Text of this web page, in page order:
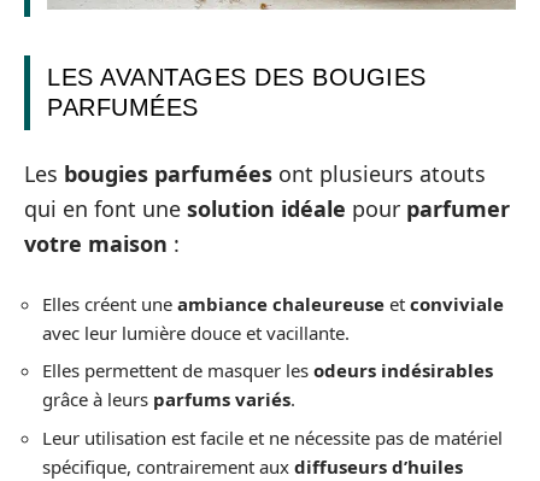
LES AVANTAGES DES BOUGIES
PARFUMÉES
Les bougies parfumées ont plusieurs atouts
qui en font une solution idéale pour parfumer
votre maison :
Elles créent une ambiance chaleureuse et conviviale
avec leur lumière douce et vacillante.
Elles permettent de masquer les odeurs indésirables
grâce à leurs parfums variés.
Leur utilisation est facile et ne nécessite pas de matériel
spécifique, contrairement aux diffuseurs d’huiles